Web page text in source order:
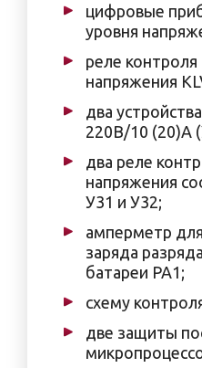
цифровые
уровня
реле контроля
напряжения
два
220В/10 (20)А
два реле
напряжения
У31 и У32;
амперметр
заряда
батареи РА1;
схему
две защиты